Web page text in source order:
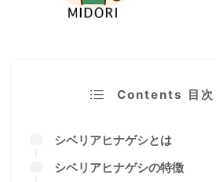
Contents 目次
シベリアヒナゲシとは
シベリアヒナゲシの特徴